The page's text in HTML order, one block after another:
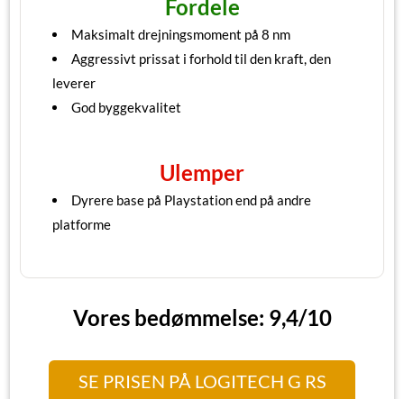
Fordele
Maksimalt drejningsmoment på 8 nm
Aggressivt prissat i forhold til den kraft, den
leverer
God byggekvalitet
Ulemper
Dyrere base på Playstation end på andre
platforme
Vores bedømmelse: 9,4/10
SE PRISEN PÅ LOGITECH G RS